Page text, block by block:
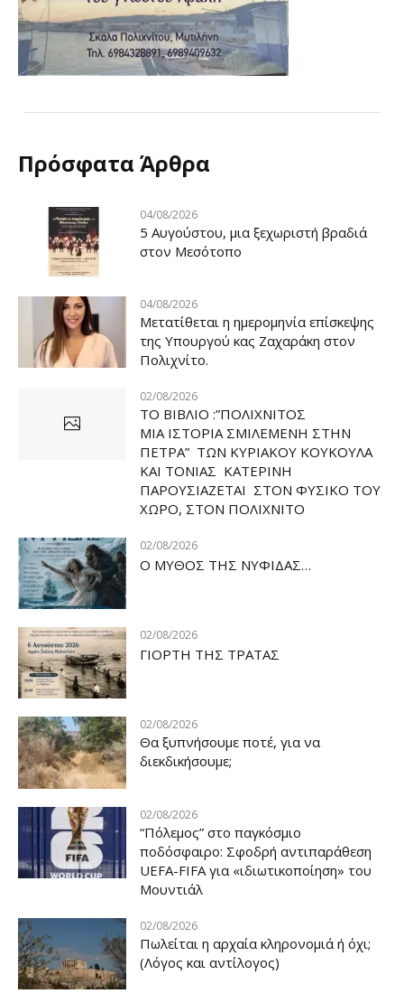
Πρόσφατα Άρθρα
04/08/2026
5 Αυγούστου, μια ξεχωριστή βραδιά
στον Μεσότοπο
04/08/2026
Μετατίθεται η ημερομηνία επίσκεψης
της Υπουργού κας Ζαχαράκη στον
Πολιχνίτο.
02/08/2026
ΤΟ ΒΙΒΛΙΟ :”ΠΟΛΙΧΝΙΤΟΣ
ΜΙΑ ΙΣΤΟΡΙΑ ΣΜΙΛΕΜΕΝΗ ΣΤΗΝ
ΠΕΤΡΑ” ΤΩΝ ΚΥΡΙΑΚΟΥ ΚΟΥΚΟΥΛΑ
ΚΑΙ ΤΟΝΙΑΣ ΚΑΤΕΡΙΝΗ
ΠΑΡΟΥΣΙΑΖΕΤΑΙ ΣΤΟΝ ΦΥΣΙΚΟ ΤOY
ΧΩΡΟ, ΣΤΟΝ ΠΟΛΙΧΝΙΤΟ
02/08/2026
Ο ΜΥΘΟΣ ΤΗΣ ΝΥΦΙΔΑΣ…
02/08/2026
ΓΙΟΡΤΗ ΤΗΣ ΤΡΑΤΑΣ
02/08/2026
Θα ξυπνήσουμε ποτέ, για να
διεκδικήσουμε;
02/08/2026
“Πόλεμος” στο παγκόσμιο
ποδόσφαιρο: Σφοδρή αντιπαράθεση
UEFA-FIFA για «ιδιωτικοποίηση» του
Μουντιάλ
02/08/2026
Πωλείται η αρχαία κληρονομιά ή όχι;
(Λόγος και αντίλογος)